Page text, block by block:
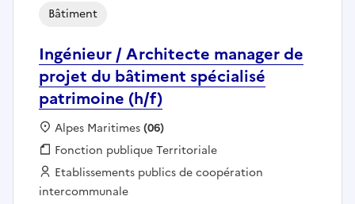
Ingénieur / Architecte manager de
projet du bâtiment spécialisé
patrimoine (h/f)
Bâtiment
Localisation :
Alpes Maritimes(06)
Fonction publique :
Fonction publique Territoriale
Employeur :
Etablissements publics de coopération
intercommunale